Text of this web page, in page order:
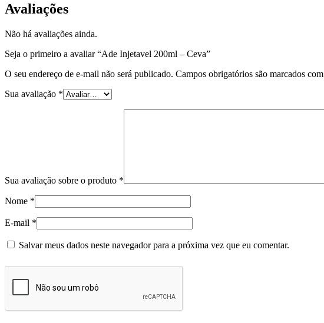
Avaliações
Não há avaliações ainda.
Seja o primeiro a avaliar “Ade Injetavel 200ml – Ceva”
O seu endereço de e-mail não será publicado. Campos obrigatórios são marcados com
Sua avaliação *
Sua avaliação sobre o produto *
Nome *
E-mail *
Salvar meus dados neste navegador para a próxima vez que eu comentar.